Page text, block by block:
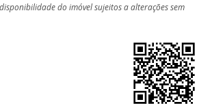
do imóvel sujeitos a alterações sem